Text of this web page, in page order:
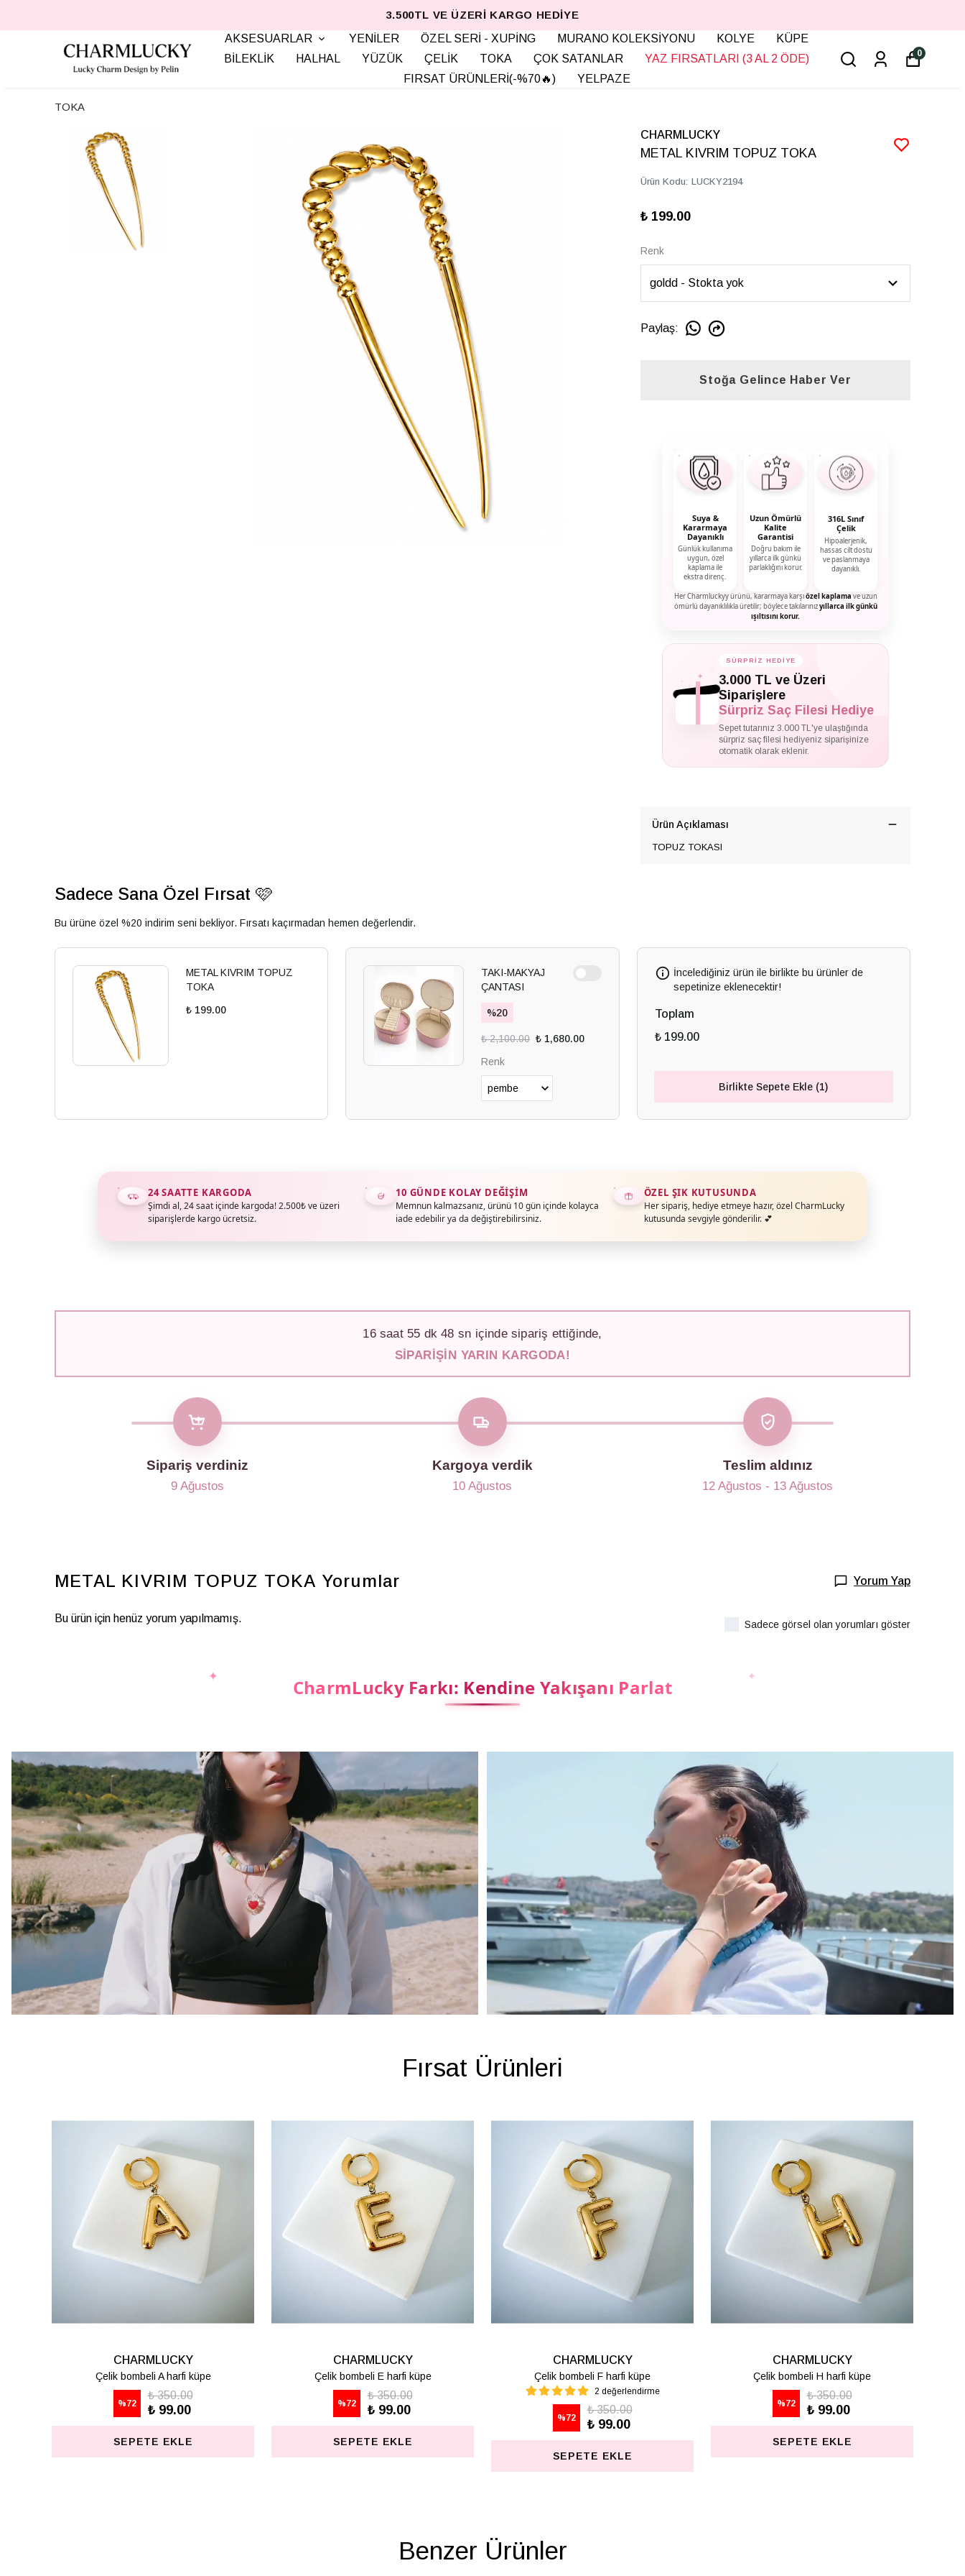
3.500TL VE ÜZERI KARGO HEDIYE
AKSESUARLAR
YENİLER ÖZEL SERİ - XUPİNG MURANO KOLEKSİYONU KOLYE
KÜPE
BİLEKLİK
HALHAL YÜZÜK ÇELİK TOKA ÇOK SATANLAR
YAZ FIRSATLARI (3 AL 2 ÖDE)
FIRSAT ÜRÜNLERİ(-%70🔥)
YELPAZE
0
TOKA
CHARMLUCKY
METAL KIVRIM TOPUZ TOKA
Ürün Kodu: LUCKY2194
₺ 199.00
Renk
Paylaş:
Stoğa Gelince Haber Ver
Suya &
Kararmaya
Dayanıklı
Günlük kullanıma
uygun, özel
kaplama ile
ekstra direnç.
Uzun Ömürlü
Kalite
Garantisi
Doğru bakım ile
yıllarca ilk günkü
parlaklığını korur.
316L Sınıf
Çelik
Hipoalerjenik,
hassas cilt dostu
ve paslanmaya
dayanıklı.
Her Charmluckyy ürünü, kararmaya karşıözel kaplama ve uzun
ömürlü dayanıklılıkla üretilir; böylece takılarınızyıllarca ilk günkü
ışıltısını korur.
✦
✦
SÜRPRİZ HEDİYE
3.000 TL ve Üzeri
Siparişlere
Sürpriz Saç Filesi Hediye
Sepet tutarınız 3.000 TL'ye ulaştığında
sürpriz saç filesi hediyeniz siparişinize
otomatik olarak eklenir.
Ürün Açıklaması
TOPUZ TOKASI
Sadece Sana Özel Fırsat 🩷
Bu ürüne özel %20 indirim seni bekliyor. Fırsatı kaçırmadan hemen değerlendir.
METAL KIVRIM TOPUZ
TOKA
₺ 199.00
TAKI-MAKYAJ
ÇANTASI
%20
₺ 2,100.00 ₺ 1,680.00
Renk
İncelediğiniz ürün ile birlikte bu ürünler de
sepetinize eklenecektir!
Toplam
₺ 199.00
Birlikte Sepete Ekle (1)
24 SAATTE KARGODA
Şimdi al, 24 saat içinde kargoda! 2.500₺ ve üzeri
siparişlerde kargo ücretsiz.
10 GÜNDE KOLAY DEĞIŞIM
Memnun kalmazsanız, ürünü 10 gün içinde kolayca
iade edebilir ya da değiştirebilirsiniz.
ÖZEL ŞIK KUTUSUNDA
Her sipariş, hediye etmeye hazır, özel CharmLucky
kutusunda sevgiyle gönderilir. 💕
16saat 55 dk46 sn içinde sipariş ettiğinde,
SIPARIŞIN YARIN KARGODA!
Sipariş verdiniz
9 Ağustos
Kargoya verdik
10 Ağustos
Teslim aldınız
12 Ağustos - 13 Ağustos
METAL KIVRIM TOPUZ TOKA Yorumlar Yorum Yap
Bu ürün için henüz yorum yapılmamış. Sadece görsel olan yorumları göster
CharmLucky Farkı: Kendine Yakışanı Parlat
Fırsat Ürünleri
Çelik bombeli K harfi küpe Çelik bombeli M harfi lüpe
1 değerlendirme
₺ 99.00
SEPETE EKLE
Çelik bombeli S harfi küpe
SEPETE EKLE
Çelik bombeli T harfi
Benzer Ürünler